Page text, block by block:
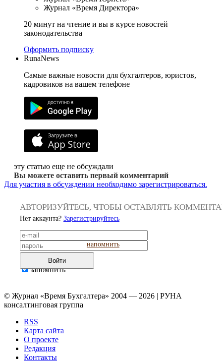
Журнал «Время Директора»
20 минут на чтение и вы в курсе новостей
законодательства
Оформить подписку
RunaNews
Самые важные новости для бухгалтеров, юристов,
кадровиков на вашем телефоне
эту статью еще не обсуждали
Вы можете оставить первый комментарий
Для участия в обсуждении необходимо зарегистрироваться.
АВТОРИЗУЙТЕСЬ, ЧТОБЫ ОСТАВЛЯТЬ
Нет аккаунта? Зарегистрируйтесь
напомнить
Войти
запомнить
© Журнал «Время Бухгалтера» 2004 — 2026 | РУНА
консалтинговая группа
RSS
Карта сайта
О проекте
Редакция
Контакты